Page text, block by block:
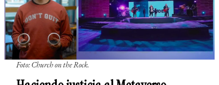
Foto: Church on the Rock.